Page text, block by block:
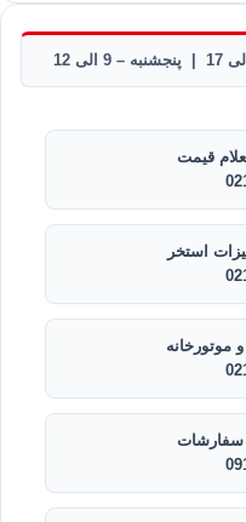
قیمت
استخر
موتورخانه
سفارشات